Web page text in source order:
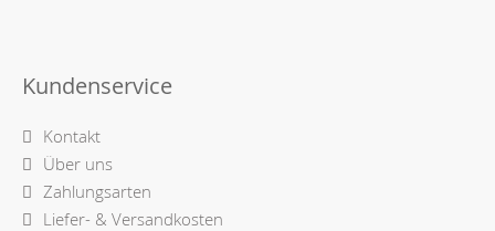
Kundenservice
Kontakt
Über uns
Zahlungsarten
Liefer- & Versandkosten